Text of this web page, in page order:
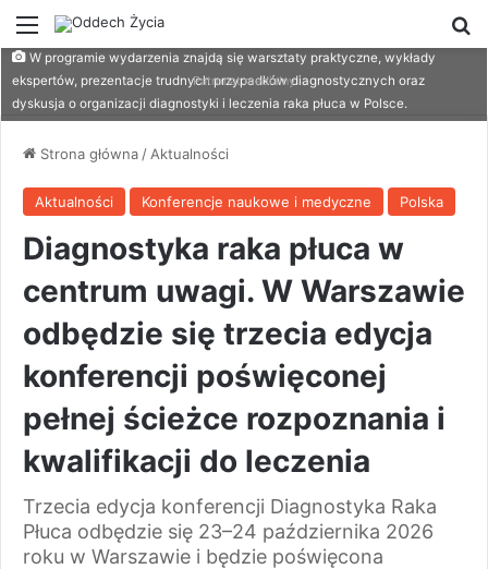
Menu
Patronat medialny
W programie wydarzenia znajdą się warsztaty praktyczne, wykłady
ekspertów, prezentacje trudnych przypadków diagnostycznych oraz
dyskusja o organizacji diagnostyki i leczenia raka płuca w Polsce.
Strona główna / Aktualności
Aktualności Konferencje naukowe i medyczne Polska
Diagnostyka raka płuca w
centrum uwagi. W Warszawie
odbędzie się trzecia edycja
konferencji poświęconej
pełnej ścieżce rozpoznania i
kwalifikacji do leczenia
Trzecia edycja konferencji Diagnostyka Raka
Płuca odbędzie się 23–24 października 2026
roku w Warszawie i będzie poświęcona